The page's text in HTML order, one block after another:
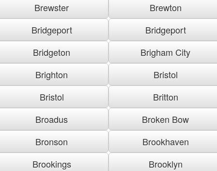
Brewster
Brewton
Bridgeport
Bridgeport
Bridgeton
Brigham City
Brighton
Bristol
Bristol
Britton
Broadus
Broken Bow
Bronson
Brookhaven
Brookings
Brooklyn